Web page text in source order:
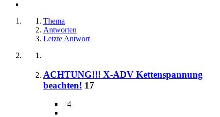
Thema
Antworten
Letzte Antwort
ACHTUNG!!! X-ADV Kettenspannung
beachten! 17
+4